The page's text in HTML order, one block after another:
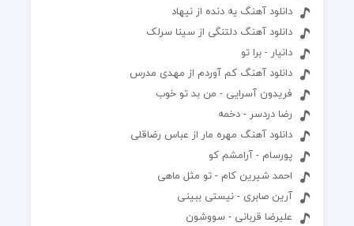
دانلود آهنگ یه دنده از نیهاد
دانلود آهنگ دلتنگی از سینا سرلک
دانیار - برا تو
دانلود آهنگ کم آوردم از مهدی مدرس
فریدون آسرایی - من بد تو خوب
رضا دردسر - دخمه
دانلود آهنگ مهره مار از عباس رضاقلی
پورسام - آرامشم کو
احمد شیرین کام - تو مثل ماهی
آرین صابری - نیستی ببینی
علیرضا قربانی - سووشون